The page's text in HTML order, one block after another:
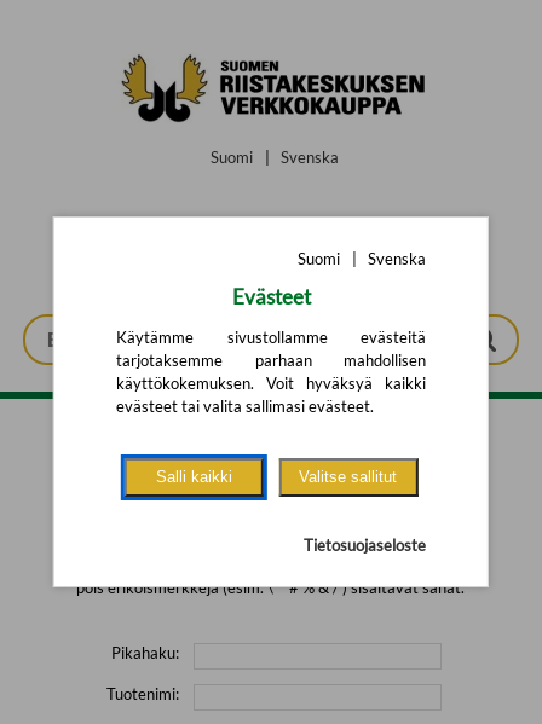
Suomi Svenska
Tarkennettu haku
pois erikoismerkkejä (esim. \' " # % & / ) sisältävät sanat.
Pikahaku:
Tuotenimi:
Suomi Svenska
Evästeet
Käytämme sivustollamme evästeitä
tarjotaksemme parhaan mahdollisen
käyttökokemuksen. Voit hyväksyä kaikki
evästeet tai valita sallimasi evästeet.
Salli kaikki Valitse sallitut
Tietosuojaseloste